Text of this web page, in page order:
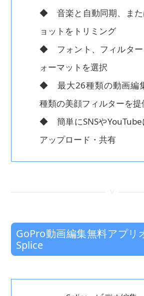
◆ 音楽と自動同期、また
ョットをトリミング
◆ フォント、フィルター
ォーマットを選択
◆ 最大26種類の動画編
種類の美顔フィルターを提
◆ 簡単にSNSやYouTube
アップロード・共有
GoPro動画編集無料アプリ
Splice